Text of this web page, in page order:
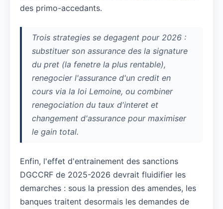
des primo-accedants.
Trois strategies se degagent pour 2026 :
substituer son assurance des la signature
du pret (la fenetre la plus rentable),
renegocier l'assurance d'un credit en
cours via la loi Lemoine, ou combiner
renegociation du taux d'interet et
changement d'assurance pour maximiser
le gain total.
Enfin, l'effet d'entrainement des sanctions
DGCCRF de 2025-2026 devrait fluidifier les
demarches : sous la pression des amendes, les
banques traitent desormais les demandes de